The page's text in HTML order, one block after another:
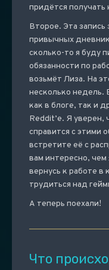
придётся получать
Второе. Эта
привычных
сколько-то я буду
обязанности по
возьмёт Лиза. На
несколько недель.
как в блоге, так и
Reddit’е. Я уверен,
справится с этими
встретите её с
вам интересно, чем
вернусь к работе в
трудиться над
А теперь поехали!
Что